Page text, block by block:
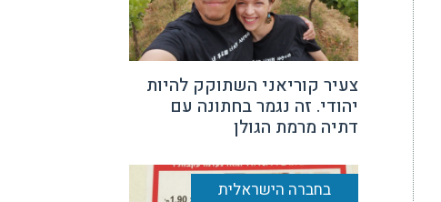
צעיר קוריאני השתוקק להיות
יהודי. זה נגמר בחתונה עם
דתיה מרמת הגולן
בחברה הישראלית